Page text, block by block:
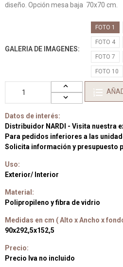
diseño. Opción mesa baja 70x70 cm.
GALERIA DE IMAGENES
FOTO 1
FOTO 4
FOTO 7
FOTO 10
Datos de interés:
Distribuidor NARDI - Visita nuestra
Para pedidos inferiores a las
Solicita información y presupuesto
Uso:
Exterior/ Interior
Material:
Polipropileno y fibra de vidrio
Medidas en cm ( Alto x Ancho x
90x292,5x152,5
Precio:
Precio Iva no incluido